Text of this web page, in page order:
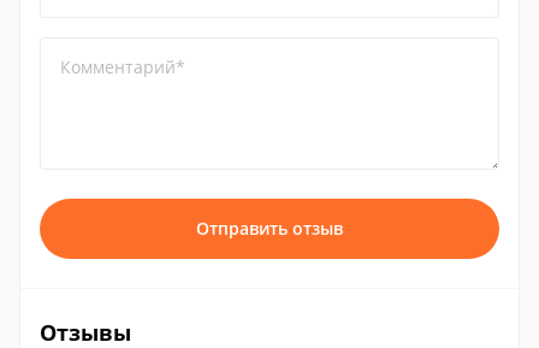
Комментарий*
Отправить отзыв
Отзывы